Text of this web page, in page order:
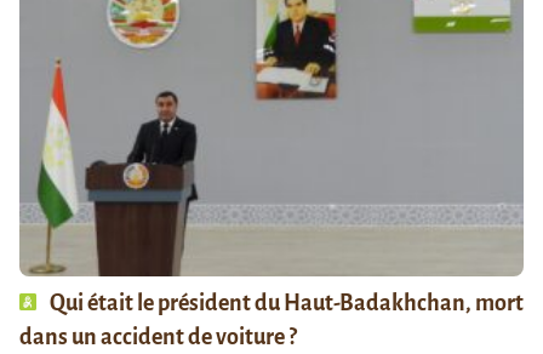
Qui était le président du Haut-Badakhchan, mort
dans un accident de voiture ?